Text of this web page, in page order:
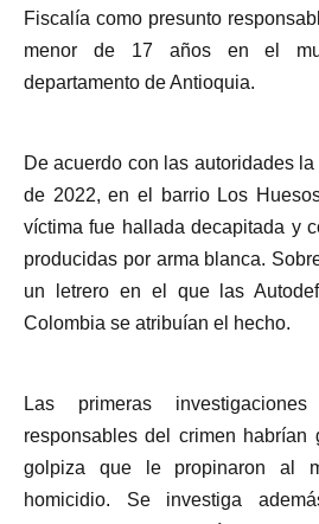
Fiscalía como presunto
menor de 17 años en el
departamento de Antioquia.
De acuerdo con las autoridades
de 2022, en el barrio Los
víctima fue hallada decapitada y
producidas por arma blanca.
un letrero en el que las
Colombia se atribuían el hecho.
Las primeras
responsables del crimen habrían
golpiza que le propinaron al
homicidio. Se investiga